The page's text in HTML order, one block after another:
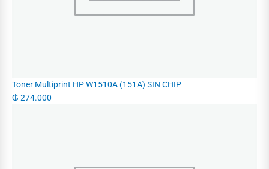
Toner Multiprint HP W1510A (151A) SIN CHIP
₲ 274.000